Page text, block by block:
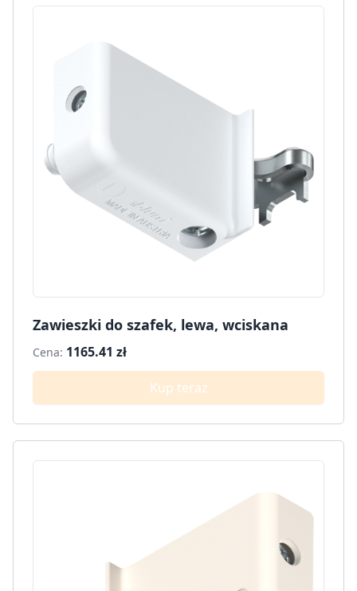
Zawieszki do szafek, lewa, wciskana
Cena: 1165.41 zł
Kup teraz